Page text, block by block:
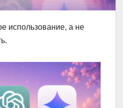
использование, а не